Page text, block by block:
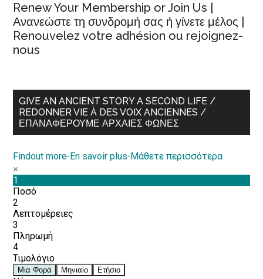
Renew Your Membership or Join Us |
Ανανεώστε τη συνδρομή σας ή γίνετε μέλος |
Renouvelez votre adhésion ou rejoignez-
nous
GIVE AN ANCIENT STORY A SECOND LIFE /
REDONNER VIE À DES VOIX ANCIENNES /
ΕΠΑΝΑΦΈΡΟΥΜΕ ΑΡΧΑΊΕΣ ΦΩΝΈΣ
Findout more-En savoir plus-Μάθετε περισσότερα